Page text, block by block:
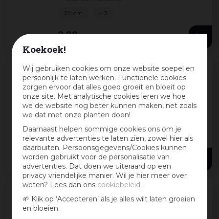
Koekoek!
Wij gebruiken cookies om onze website soepel en
persoonlijk te laten werken. Functionele cookies
zorgen ervoor dat alles goed groeit en bloeit op
onze site. Met analytische cookies leren we hoe
we de website nog beter kunnen maken, net zoals
we dat met onze planten doen!
Daarnaast helpen sommige cookies ons om je
relevante advertenties te laten zien, zowel hier als
daarbuiten. Persoonsgegevens/Cookies kunnen
worden gebruikt voor de personalisatie van
advertenties. Dat doen we uiteraard op een
privacy vriendelijke manier. Wil je hier meer over
weten? Lees dan ons cookiebeleid.
🌱 Klik op ‘Accepteren’ als je alles wilt laten groeien
en bloeien.
3,29
20 cm + 3
Mcollections schotel terracotta 43x5,5
cm whitewash
• Geschikt voor: buiten
• Afmeting: Ø43x5.5cm
• Materiaal: keramiek
24,99
18 cm + 2
Elho universele schotel rond 25 cm
terra